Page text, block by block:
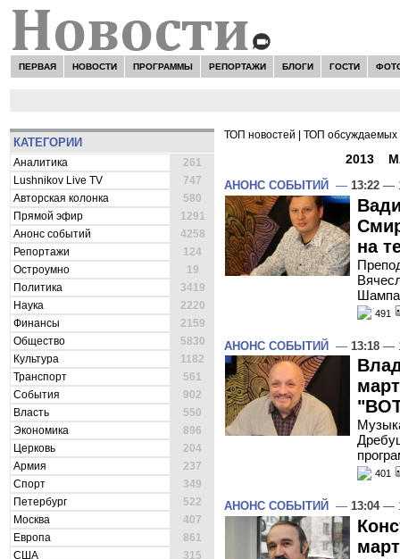
ПЕРВАЯ НОВОСТИ ПРОГРАММЫ РЕПОРТАЖИ БЛОГИ ГОСТИ
КАТЕГОРИИ
Аналитика
261
Lushnikov Live TV
747
Авторская колонка
580
Прямой эфир
1291
Анонс событий
4258
Репортажи
124
Остроумно
19
Политика
3419
Наука
2220
Финансы
2159
Общество
5830
Культура
1182
Транспорт
561
События
902
Власть
550
Экономика
896
Церковь
204
Армия
237
Спорт
349
Петербург
522
Москва
407
Европа
861
США
315
ТОП новостей ТОП обсуждаемых
2013
АНОНС СОБЫТИЙ — 13:22 —
на
491
АНОНС СОБЫТИЙ — 13:18 —
401
АНОНС СОБЫТИЙ — 13:04—